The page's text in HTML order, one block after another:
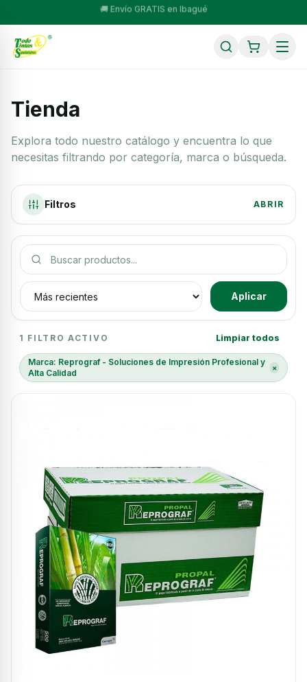
💳 Compra a cuotas con Sistecrédito, Wompi y SU+ Pay
Tienda
Explora todo nuestro catálogo y encuentra lo que
necesitas filtrando por categoría, marca o búsqueda.
Filtros ABRIR
Buscar productos
Ordenar productos
Aplicar
3 resultados
1 FILTRO ACTIVO Limpiar todos
Marca: Reprograf - Soluciones de Impresión Profesional y
Alta Calidad
×